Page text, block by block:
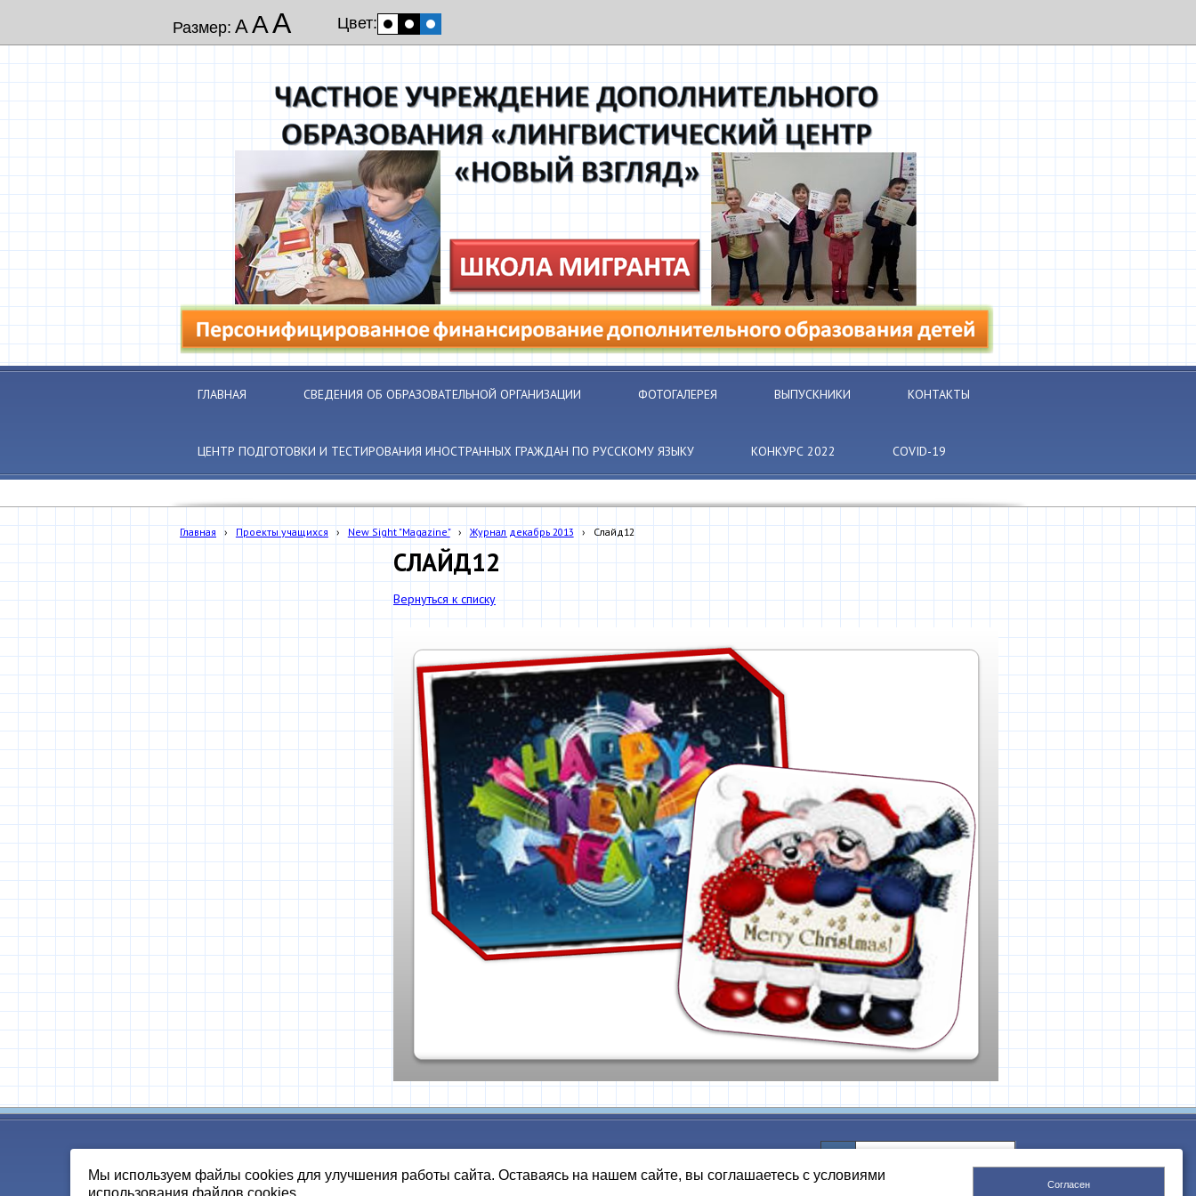
Размер: ААА Цвет:
ГЛАВНАЯ СВЕДЕНИЯ ОБ ОБРАЗОВАТЕЛЬНОЙ ОРГАНИЗАЦИИ ФОТОГАЛЕРЕЯ ВЫПУСКНИКИ КОНТАКТЫ
ЦЕНТР ПОДГОТОВКИ И ТЕСТИРОВАНИЯ ИНОСТРАННЫХ ГРАЖДАН ПО РУССКОМУ ЯЗЫКУ КОНКУРС 2022 COVID-19
Главная › Проекты учащихся › New Sight "Magazine" › Журнал декабрь 2013 › Слайд12
СЛАЙД12
Вернуться к списку
Мы используем файлы cookies для улучшения работы сайта. Оставаясь на нашем сайте, вы соглашаетесь с условиями
использования файлов cookies.
Согласен